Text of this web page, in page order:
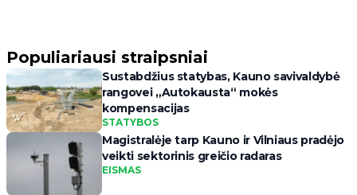
Populiariausi straipsniai
Sustabdžius statybas, Kauno savivaldybė
rangovei „Autokausta“ mokės
kompensacijas
STATYBOS
Magistralėje tarp Kauno ir Vilniaus pradėjo
veikti sektorinis greičio radaras
EISMAS